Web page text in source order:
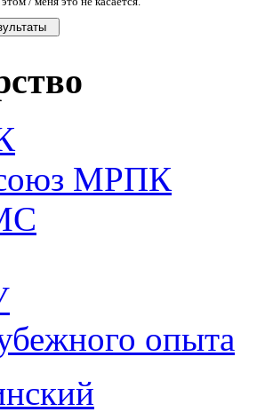
МРПК
опыта